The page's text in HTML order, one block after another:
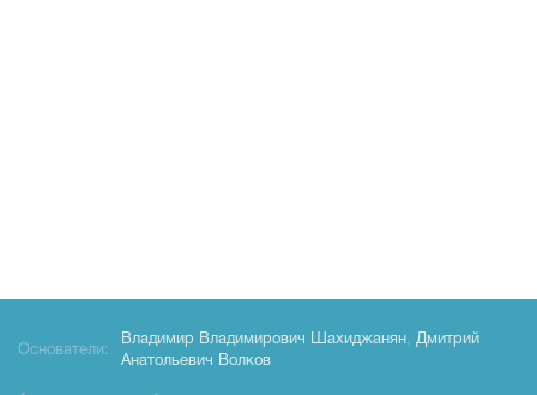
Основатели:
Владимир Владимирович Шахиджанян, Дмитрий
Анатольевич Волков